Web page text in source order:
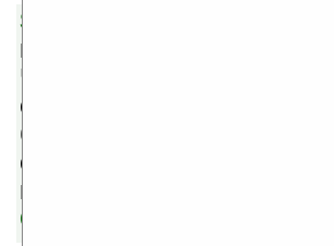
SKTools v3.1.5
мощный набор утилит
Чистка реестра,
системная информация,
баз данных, бэкап/
системы, работа с
многое другое...
Скачать